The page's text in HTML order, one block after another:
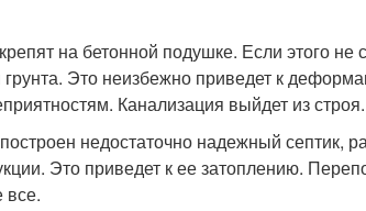
на бетонной подушке. Если этого не
Это неизбежно приведет к
Канализация выйдет из строя.
недостаточно надежный септик,
Это приведет к ее затоплению.
все.